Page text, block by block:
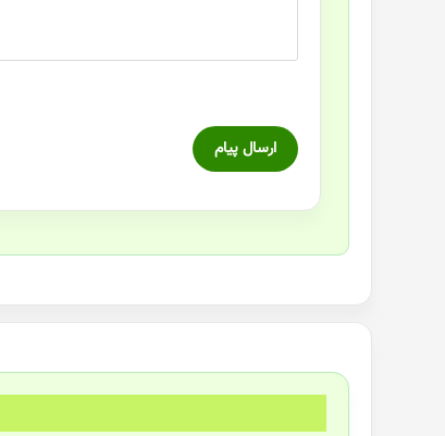
ارسال پیام